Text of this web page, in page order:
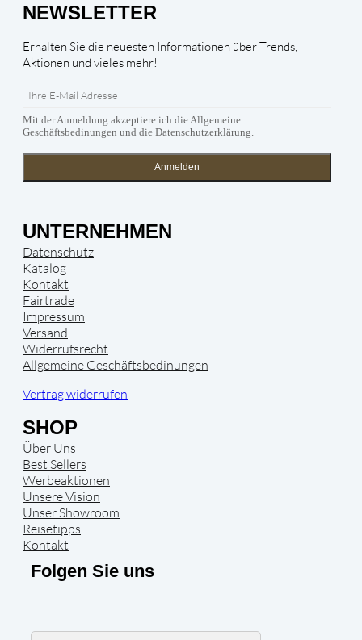
NEWSLETTER
Erhalten Sie die neuesten Informationen über Trends,
Aktionen und vieles mehr!
Mit der Anmeldung akzeptiere ich die Allgemeine
Geschäftsbedinungen und die Datenschutzerklärung.
Anmelden
UNTERNEHMEN
Datenschutz
Katalog
Kontakt
Fairtrade
Impressum
Versand
Widerrufsrecht
Allgemeine Geschäftsbedinungen
Vertrag widerrufen
SHOP
Über Uns
Best Sellers
Werbeaktionen
Unsere Vision
Unser Showroom
Reisetipps
Kontakt
Folgen Sie uns